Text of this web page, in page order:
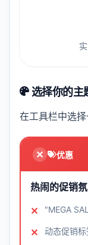
选择你的主
在工具栏中选择
优惠
热闹的促销
"MEGA
动态促销标